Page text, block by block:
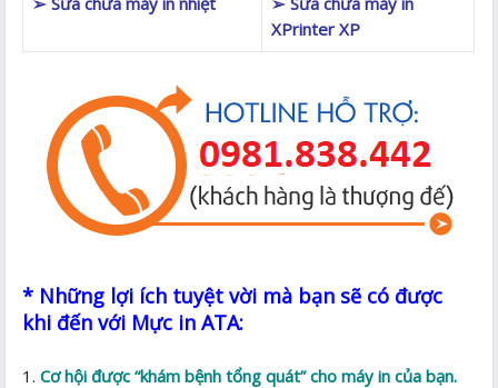
XPrinter XP
* Những lợi ích tuyệt vời mà bạn sẽ có được
khi đến với Mực in ATA:
Cơ hội được “khám bệnh tổng quát” cho máy in của bạn.